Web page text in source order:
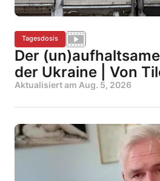
Tagesdosis
Der
der Ukraine | Von
Aktualisiert am Aug. 5, 2026